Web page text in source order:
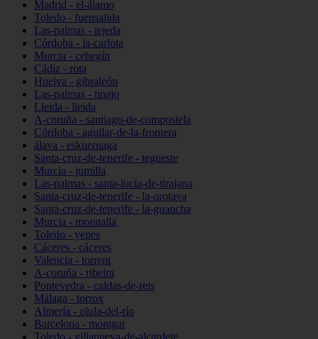
Madrid - el-álamo
Toledo - fuensalida
Las-palmas - tejeda
Córdoba - la-carlota
Murcia - cehegín
Cádiz - rota
Huelva - gibraleón
Las-palmas - tinajo
Lleida - lleida
A-coruña - santiago-de-compostela
Córdoba - aguilar-de-la-frontera
álava - eskuernaga
Santa-cruz-de-tenerife - tegueste
Murcia - jumilla
Las-palmas - santa-lucía-de-tirajana
Santa-cruz-de-tenerife - la-orotava
Santa-cruz-de-tenerife - la-guancha
Murcia - moratalla
Toledo - yepes
Cáceres - cáceres
Valencia - torrent
A-coruña - ribeira
Pontevedra - caldas-de-reis
Málaga - torrox
Almería - olula-del-río
Barcelona - montgat
Toledo - villanueva-de-alcardete